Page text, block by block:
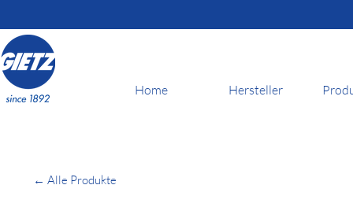
Home Hersteller
← Alle Produkte